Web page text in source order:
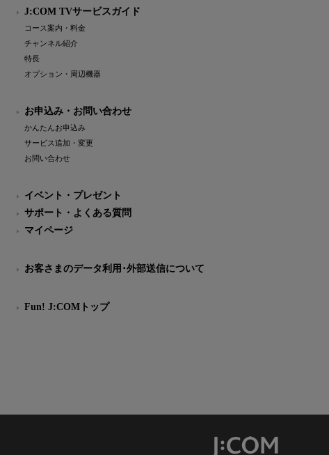
J:COM TVサービスガイド
コース案内・料金
チャンネル紹介
特長
オプション・周辺機器
お申込み・お問い合わせ
かんたんお申込み
サービス追加・変更
お問い合わせ
イベント・プレゼント
サポート・よくある質問
マイページ
お客さまのデータ利用･外部送信について
Fun! J:COMトップ